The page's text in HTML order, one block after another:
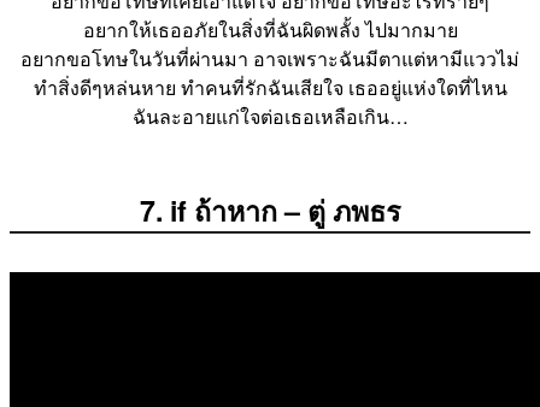
อยากให้เธออภัยในสิ่งที่ฉันผิดพลั้ง ไปมากมาย
อยากขอโทษในวันที่ผ่านมา อาจเพราะฉันมีตาแต่หามีแววไม่
ทำสิ่งดีๆหล่นหาย ทำคนที่รักฉันเสียใจ เธออยู่แห่งใดที่ไหน
ฉันละอายแก่ใจต่อเธอเหลือเกิน…
7. if ถ้าหาก – ตู่ ภพธร